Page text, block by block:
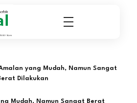
yang Mudah, Namun Sangat
Dilakukan
Mudah, Namun Sangat Berat